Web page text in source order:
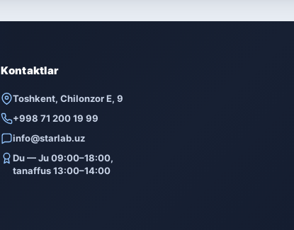
Kontaktlar
Toshkent, Chilonzor E, 9
+998 71 200 19 99
info@starlab.uz
Du — Ju 09:00–18:00,
tanaffus 13:00–14:00